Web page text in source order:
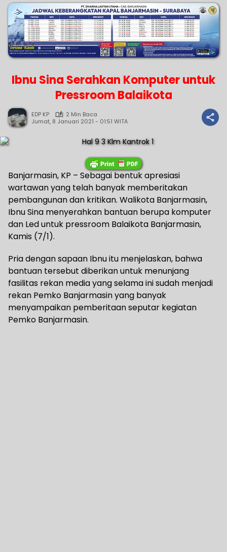
Ibnu Sina Serahkan Komputer untuk
Pressroom Balaikota
EDP KP
2 Min Baca
Jumat, 8 Januari 2021 - 01:51 WITA
Banjarmasin, KP – Sebagai bentuk apresiasi
wartawan yang telah banyak memberitakan
pembangunan dan kritikan. Walikota Banjarmasin,
Ibnu Sina menyerahkan bantuan berupa komputer
dan Led untuk pressroom Balaikota Banjarmasin,
Kamis (7/1).
Pria dengan sapaan Ibnu itu menjelaskan, bahwa
bantuan tersebut diberikan untuk menunjang
fasilitas rekan media yang selama ini sudah menjadi
rekan Pemko Banjarmasin yang banyak
menyampaikan pemberitaan seputar kegiatan
Pemko Banjarmasin.